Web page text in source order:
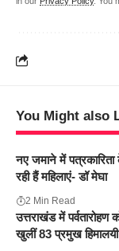
You Might also
नए जमाने में
रही हैं महिलाएं- डॉ मेघा
2 Min Read
उत्तराखंड में पर्वतारोहण
खुलीं 83 प्रमुख हिमालयी